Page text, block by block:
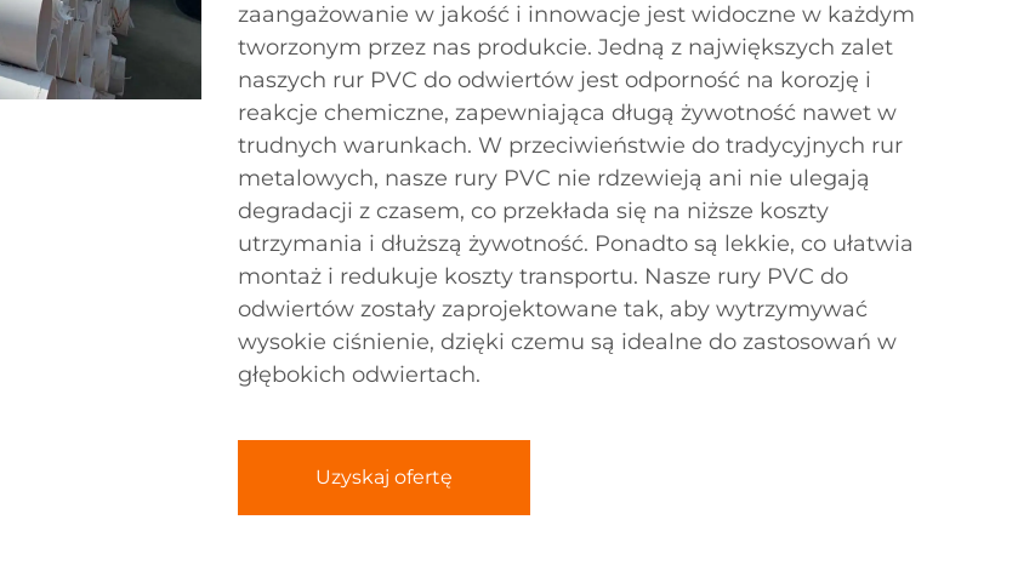
zaangażowanie w jakość i innowacje jest widoczne w każdym
tworzonym przez nas produkcie. Jedną z największych zalet
naszych rur PVC do odwiertów jest odporność na korozję i
reakcje chemiczne, zapewniająca długą żywotność nawet w
trudnych warunkach. W przeciwieństwie do tradycyjnych rur
metalowych, nasze rury PVC nie rdzewieją ani nie ulegają
degradacji z czasem, co przekłada się na niższe koszty
utrzymania i dłuższą żywotność. Ponadto są lekkie, co ułatwia
montaż i redukuje koszty transportu. Nasze rury PVC do
odwiertów zostały zaprojektowane tak, aby wytrzymywać
wysokie ciśnienie, dzięki czemu są idealne do zastosowań w
głębokich odwiertach.
Uzyskaj ofertę